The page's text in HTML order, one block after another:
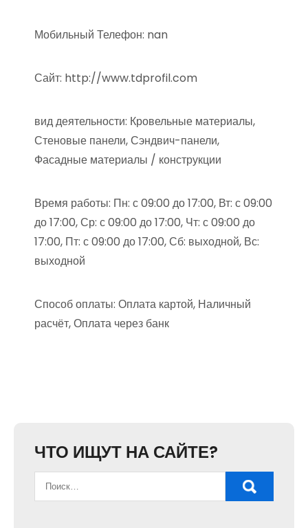
Мобильный Телефон: nan
Сайт: http://www.tdprofil.com
вид деятельности: Кровельные материалы,
Стеновые панели, Сэндвич-панели,
Фасадные материалы / конструкции
Время работы: Пн: с 09:00 до 17:00, Вт: с 09:00
до 17:00, Ср: с 09:00 до 17:00, Чт: с 09:00 до
17:00, Пт: с 09:00 до 17:00, Сб: выходной, Вс:
выходной
Способ оплаты: Оплата картой, Наличный
расчёт, Оплата через банк
ЧТО ИЩУТ НА САЙТЕ?